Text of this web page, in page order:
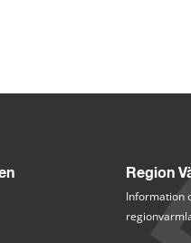
Region
Information